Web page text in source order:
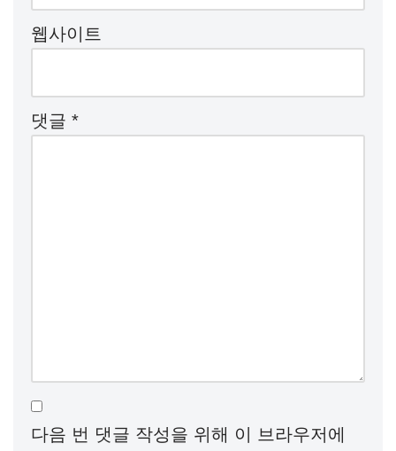
웹사이트
댓글 *
다음 번 댓글 작성을 위해 이 브라우저에